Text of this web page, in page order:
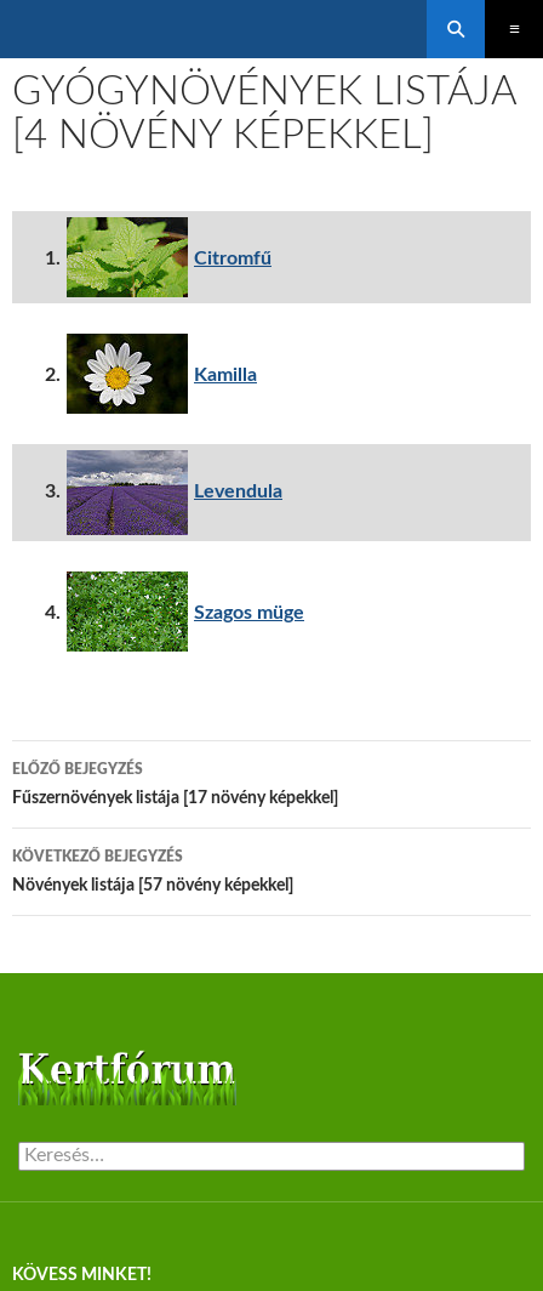
MENÜ
GYÓGYNÖVÉNYEK LISTÁJA
[4 NÖVÉNY KÉPEKKEL]
1. Citromfű
2. Kamilla
3. Levendula
4. Szagos müge
Bejegyzés navigáció
ELŐZŐ BEJEGYZÉS
Fűszernövények listája [17 növény képekkel]
KÖVETKEZŐ BEJEGYZÉS
Növények listája [57 növény képekkel]
Keresés:
KÖVESS MINKET!